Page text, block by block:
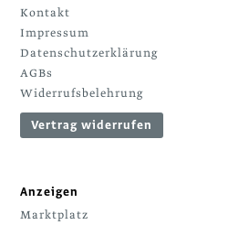
Kontakt
Impressum
Datenschutzerklärung
AGBs
Widerrufsbelehrung
Vertrag widerrufen
Anzeigen
Marktplatz